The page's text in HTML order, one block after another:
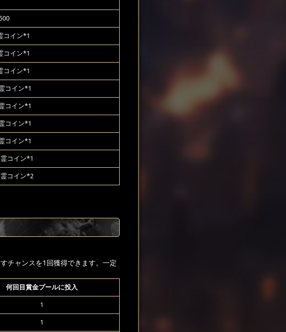
コイン*1
コイン*1
コイン*1
コイン*1
コイン*1
コイン*1
コイン*1
コイン*1
コイン*2
チャンスを1回獲得できます。一定
何回目賞金プールに投入
1
1